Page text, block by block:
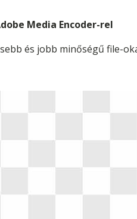
Media Encoder-rel
és jobb minőségű file-